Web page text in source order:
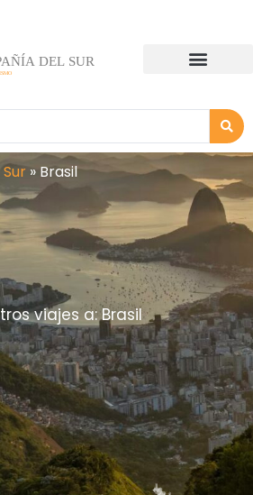
» Brasil
viajes a: Brasil